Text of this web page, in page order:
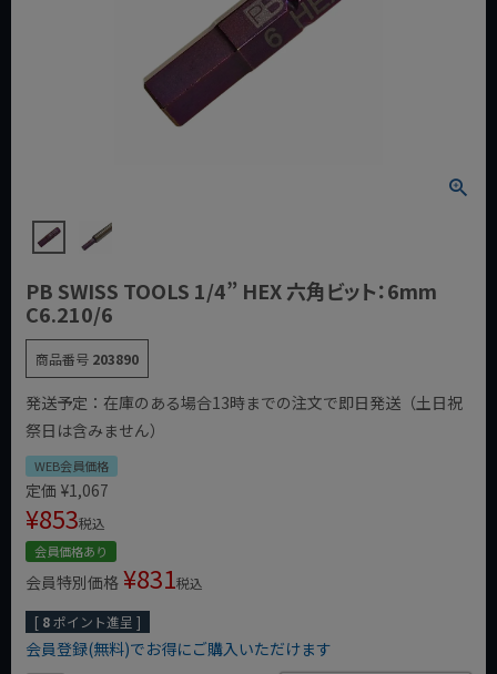
PB SWISS TOOLS 1/4” HEX 六角ビット：6mm
C6.210/6
商品番号 203890
発送予定：在庫のある場合13時までの注文で即日発送（土日祝
祭日は含みません）
WEB会員価格
定価 ¥1,067
¥853税込
会員価格あり
会員特別価格 ¥831税込
[ 8ポイント進呈 ]
会員登録(無料)でお得にご購入いただけます